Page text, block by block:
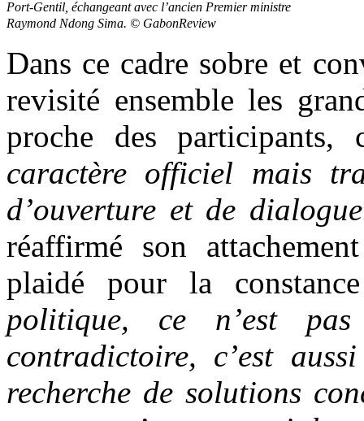
Port-Gentil, échangeant avec l’ancien Premier ministre
Raymond Ndong Sima. © GabonReview
Dans ce cadre sobre et
revisité ensemble les
proche des participants,
caractère officiel mais
d’ouverture et de dialogue
réaffirmé son
plaidé pour la
politique, ce n’est
contradictoire, c’est
recherche de solutions